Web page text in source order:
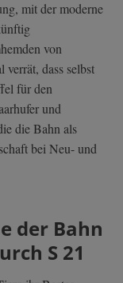
mit der moderne
von
dass selbst
für den
und
die Bahn als
bei Neu- und
der Bahn
S 21